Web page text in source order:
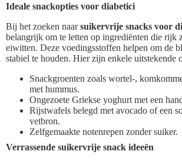
Ideale snackopties voor diabetici
Bij het zoeken naarsuikervrije snacks voor
belangrijk om te letten op ingrediënten die rijk
eiwitten. Deze voedingsstoffen helpen om de
stabiel te houden. Hier zijn enkele uitstekende
Snackgroenten zoals wortel-,
met hummus.
Ongezoete Griekse yoghurt met een
Rijstwafels belegd met avocado of een
vetbron.
Zelfgemaakte notenrepen zonder suiker.
Verrassende suikervrije snack ideeën